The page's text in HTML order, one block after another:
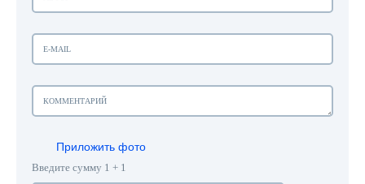
Приложить фото
Введите сумму 1 + 1